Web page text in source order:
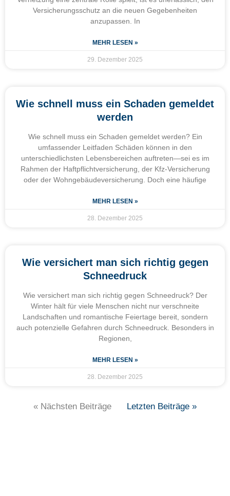
Versicherungsschutz an die neuen Gegebenheiten
anzupassen. In
MEHR LESEN »
29. Dezember 2025
Wie schnell muss ein Schaden gemeldet
werden
Wie schnell muss ein Schaden gemeldet werden? Ein
umfassender Leitfaden Schäden können in den
unterschiedlichsten Lebensbereichen auftreten—sei es im
Rahmen der Haftpflichtversicherung, der Kfz-Versicherung
oder der Wohngebäudeversicherung. Doch eine häufige
MEHR LESEN »
28. Dezember 2025
Wie versichert man sich richtig gegen
Schneedruck
Wie versichert man sich richtig gegen Schneedruck? Der
Winter hält für viele Menschen nicht nur verschneite
Landschaften und romantische Feiertage bereit, sondern
auch potenzielle Gefahren durch Schneedruck. Besonders in
Regionen,
MEHR LESEN »
28. Dezember 2025
« Nächsten Beiträge Letzten Beiträge »